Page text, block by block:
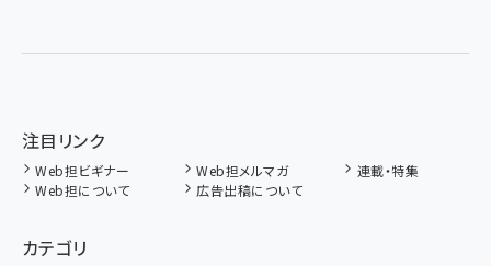
注目リンク
Web担ビギナー Web担メルマガ
連載・特集
Web担について
広告出稿について
カテゴリ